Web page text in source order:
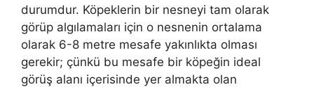
durumdur. Köpeklerin bir nesneyi tam olarak
görüp algılamaları için o nesnenin ortalama
olarak 6-8 metre mesafe yakınlıkta olması
gerekir; çünkü bu mesafe bir köpeğin ideal
görüş alanı içerisinde yer almakta olan